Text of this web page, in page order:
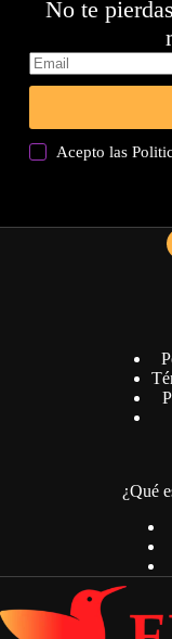
No te
Acepto las
¿Qué